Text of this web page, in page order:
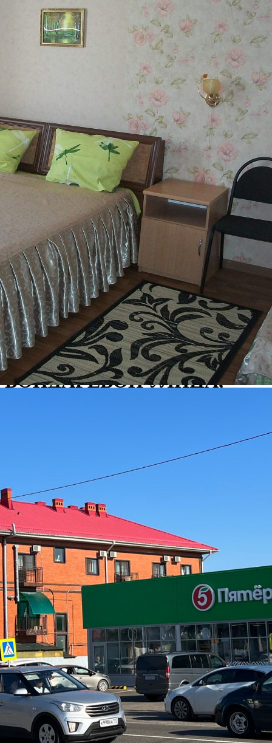
Продажа
103729 - Г. ТЕМРЮК,
ПОСЕЛОК ПЕРЕСЫПЬ,
БОНДАРЕВОЙ УЛИЦА,
Продаю готовый бизнес, стабильно приносящий доход
круглый год - гостевой комплекс, полностью
укомплектованный оборудованием для нормальной работы.
Круглогодичный,"раскрученный" на Азовском море в
курортном поселке Пересыпь. Расстояние до мор...
466 (+1)
Навигация
Характеристики
О помещении
Где находится
Контакты
Другие объявления
Характеристики помещения
№ объявления
103729
Дата размещения
23.09.2023
Город
Темрюк
Адрес
поселок Пересыпь, Бондаревой улица, д.33Ж
Расположено
-2
Предлагается